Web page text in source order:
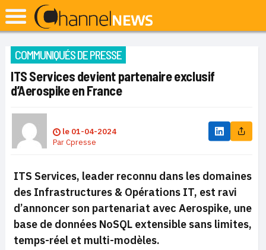
COMMUNIQUÉS DE PRESSE
ITS Services devient partenaire exclusif
d’Aerospike en France
le 01-04-2024
ParCpresse
ITS Services, leader reconnu dans les domaines
des Infrastructures & Opérations IT, est ravi
d’annoncer son partenariat avec Aerospike, une
base de données NoSQL extensible sans limites,
temps-réel et multi-modèles.